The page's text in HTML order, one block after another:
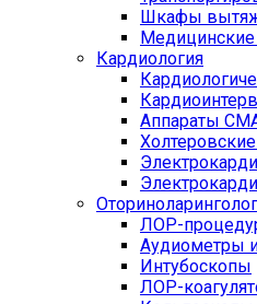
Шкафы
Кардиология
Аппараты
ЛОР-
Аудиометры
Интубоскопы
ЛОР-